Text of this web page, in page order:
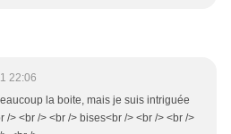
22:06
la boite, mais je suis intriguée
/> <br /> <br /> bises<br /> <br /> <br />